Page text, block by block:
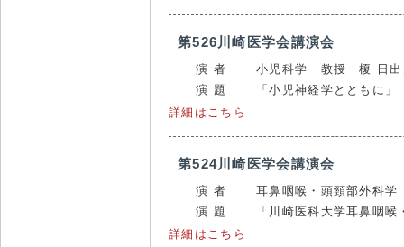
第526川崎医学会講演会
演 者
小児科学 教授 榎 日
演 題
「小児神経学とともに」
詳細はこちら
第524川崎医学会講演会
演 者
耳鼻咽喉・頭頸部外
演 題
「川崎医科大学耳鼻咽
詳細はこちら